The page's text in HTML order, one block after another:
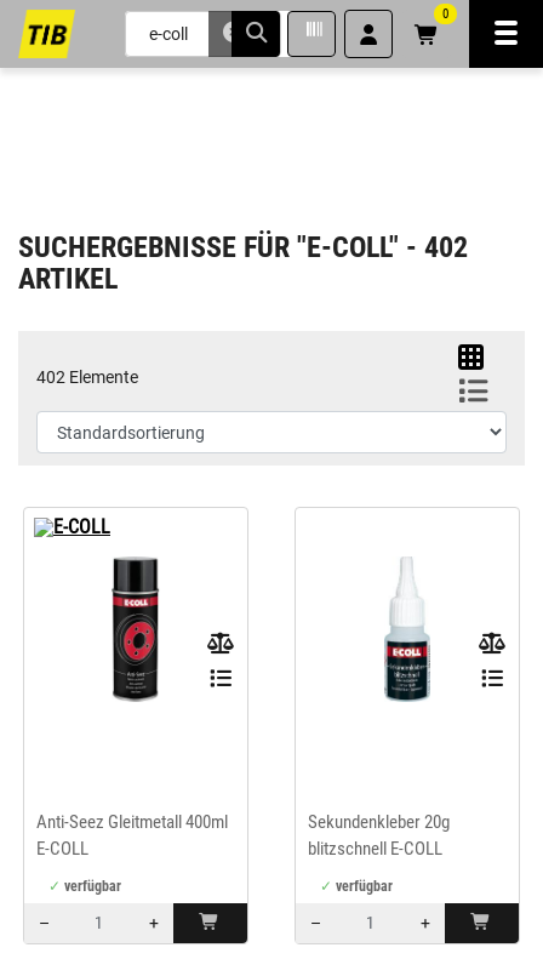
0
SUCHERGEBNISSE FÜR "E-COLL" - 402
ARTIKEL
402 Elemente
Anti-Seez Gleitmetall 400ml
E-COLL
verfügbar
–
+
Sekundenkleber 20g
blitzschnell E-COLL
verfügbar
–
+